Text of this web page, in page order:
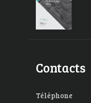
Contacts
Téléphone